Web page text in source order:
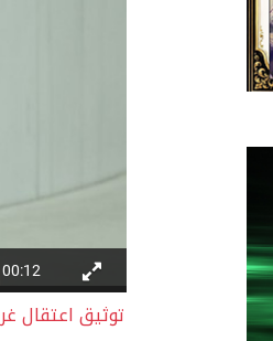
توثيق اعتقال